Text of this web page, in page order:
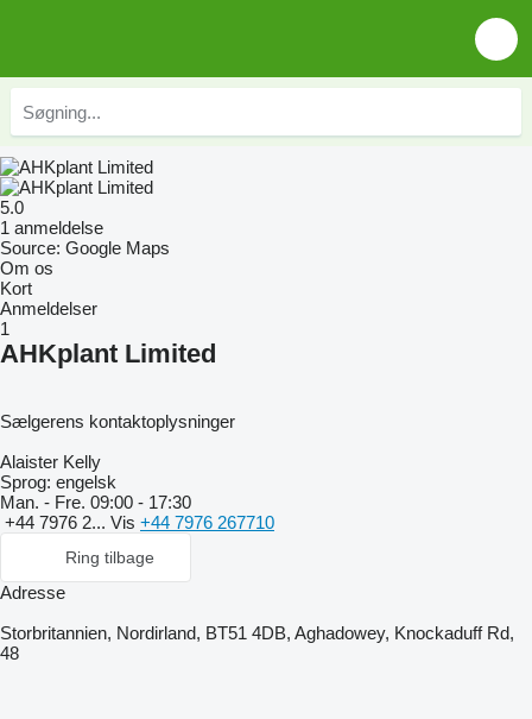
5.0
1 anmeldelse
Source: Google Maps
Om os
Kort
Anmeldelser
1
AHKplant Limited
Sælgerens kontaktoplysninger
Alaister Kelly
Sprog: engelsk
Man. - Fre. 09:00 - 17:30
+44 7976 2... Vis +44 7976 267710
Ring tilbage
Adresse
Storbritannien, Nordirland, BT51 4DB, Aghadowey, Knockaduff Rd,
48